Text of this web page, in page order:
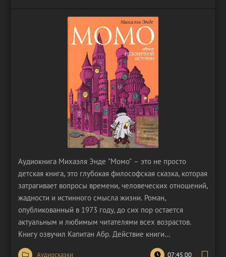
Аудиокнига Михаэля Энде "Момо" – это не просто
детская книга, это глубокая философская сказка, которая
затрагивает вопросы времени, человеческих отношений,
жадности и истинного смысла жизни. Роман,
опубликованный в 1973 году, до сих пор остается
актуальным и любимым читателями всех возрастов.
Книгу озвучил Капитан Абр. Действие книги
разворачивается в современном, хотя и несколько
Аудиосказки 07:45:00